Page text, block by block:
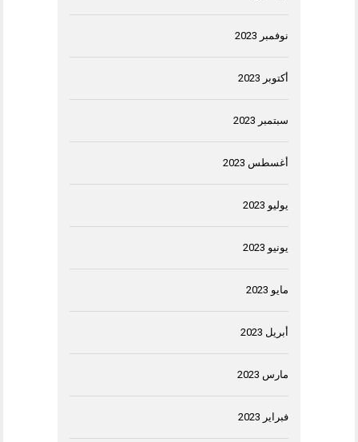
نوفمبر 2023
أكتوبر 2023
سبتمبر 2023
أغسطس 2023
يوليو 2023
يونيو 2023
مايو 2023
أبريل 2023
مارس 2023
فبراير 2023